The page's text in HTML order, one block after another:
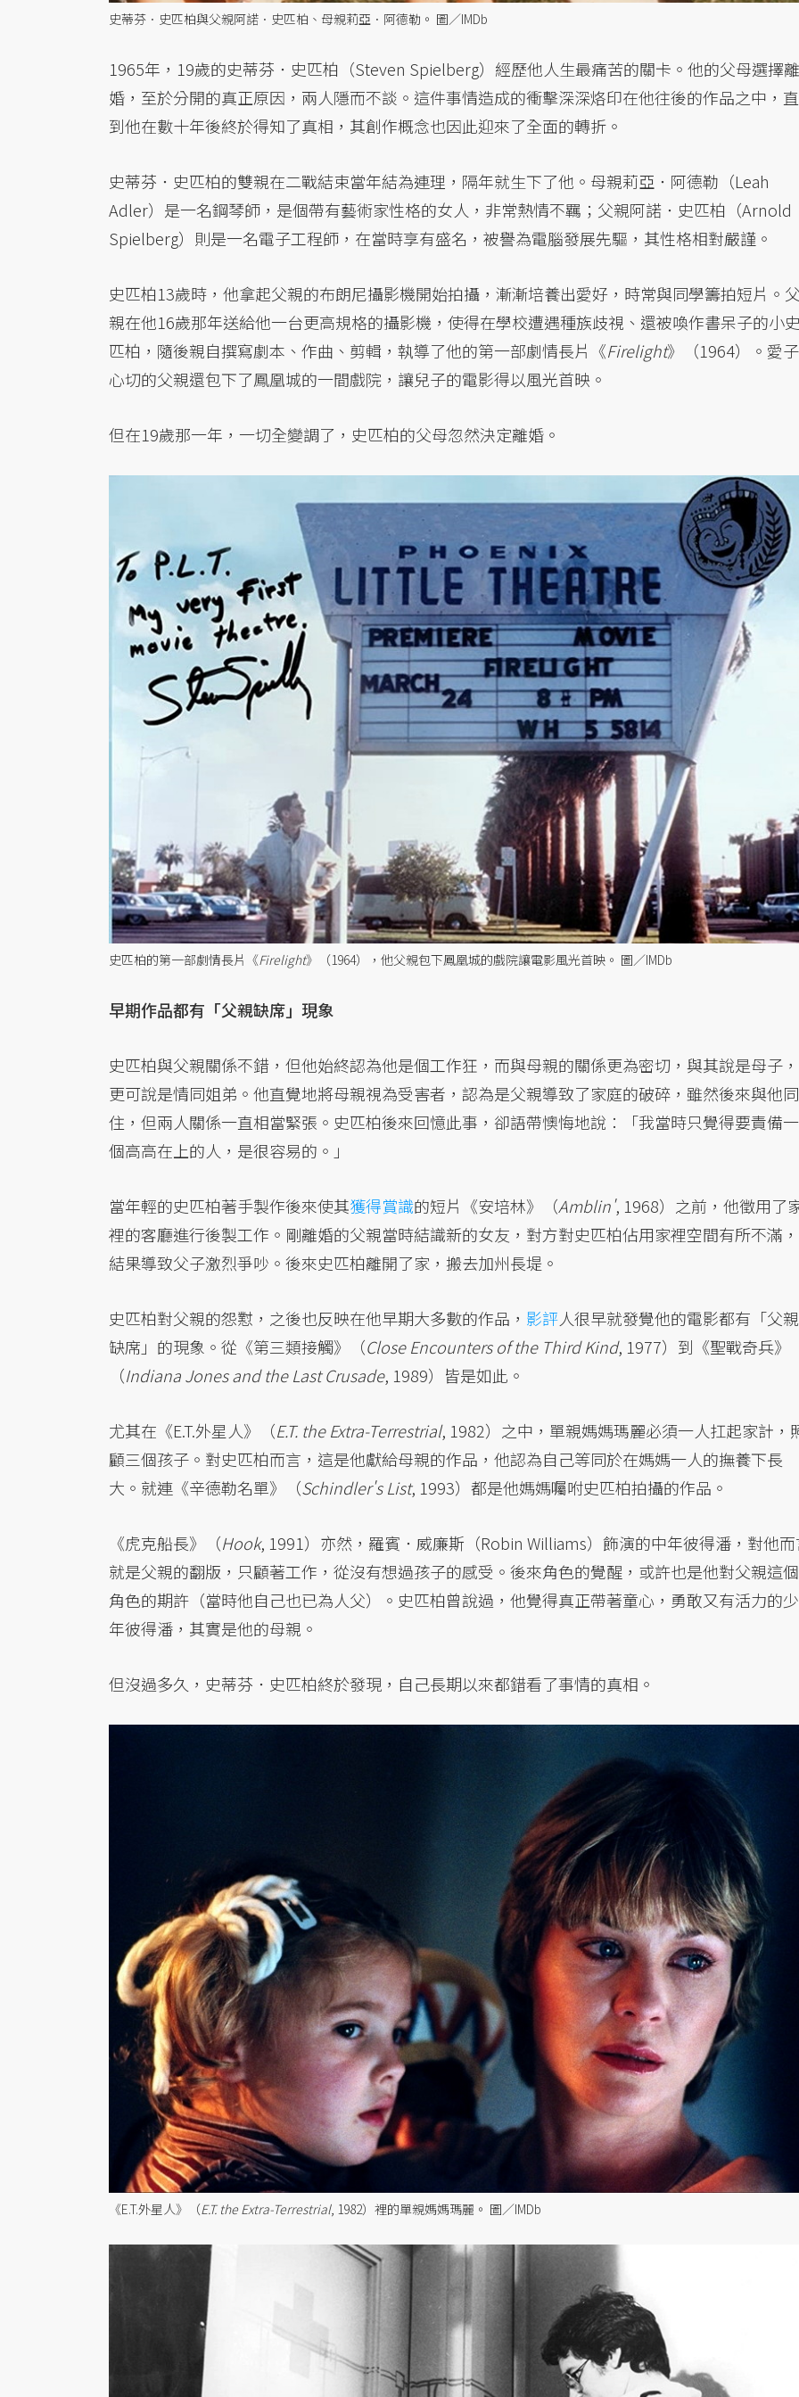
史蒂芬．史匹柏與父親阿諾．史匹柏、母親莉亞．阿德勒。 圖／IMDb
1965年，19歲的史蒂芬．史匹柏（Steven Spielberg）經歷他人生最痛苦的關卡。他的父母選擇離
婚，至於分開的真正原因，兩人隱而不談。這件事情造成的衝擊深深烙印在他往後的作品之中，直
到他在數十年後終於得知了真相，其創作概念也因此迎來了全面的轉折。
史蒂芬．史匹柏的雙親在二戰結束當年結為連理，隔年就生下了他。母親莉亞．阿德勒（Leah
Adler）是一名鋼琴師，是個帶有藝術家性格的女人，非常熱情不羈；父親阿諾．史匹柏（Arnold
Spielberg）則是一名電子工程師，在當時享有盛名，被譽為電腦發展先驅，其性格相對嚴謹。
史匹柏13歲時，他拿起父親的布朗尼攝影機開始拍攝，漸漸培養出愛好，時常與同學籌拍短片。父
親在他16歲那年送給他一台更高規格的攝影機，使得在學校遭遇種族歧視、還被喚作書呆子的小史
匹柏，隨後親自撰寫劇本、作曲、剪輯，執導了他的第一部劇情長片《Firelight》（1964）。愛子
心切的父親還包下了鳳凰城的一間戲院，讓兒子的電影得以風光首映。
但在19歲那一年，一切全變調了，史匹柏的父母忽然決定離婚。
史匹柏的第一部劇情長片《Firelight》（1964），他父親包下鳳凰城的戲院讓電影風光首映。 圖／IMDb
早期作品都有「父親缺席」現象
史匹柏與父親關係不錯，但他始終認為他是個工作狂，而與母親的關係更為密切，與其說是母子，
更可說是情同姐弟。他直覺地將母親視為受害者，認為是父親導致了家庭的破碎，雖然後來與他同
住，但兩人關係一直相當緊張。史匹柏後來回憶此事，卻語帶懊悔地說：「我當時只覺得要責備一
個高高在上的人，是很容易的。」
當年輕的史匹柏著手製作後來使其獲得賞識的短片《安培林》（Amblin', 1968）之前，他徵用了
裡的客廳進行後製工作。剛離婚的父親當時結識新的女友，對方對史匹柏佔用家裡空間有所不滿，
結果導致父子激烈爭吵。後來史匹柏離開了家，搬去加州長堤。
史匹柏對父親的怨懟，之後也反映在他早期大多數的作品， 影評人很早就發覺他的電影都有「父親
缺席」的現象。從《第三類接觸》（Close Encounters of the Third Kind, 1977）到《聖戰奇兵》
（Indiana Jones and the Last Crusade, 1989）皆是如此。
尤其在《E.T.外星人》（E.T. the Extra-Terrestrial, 1982）之中，單親媽媽瑪麗必須一人扛起家計，
顧三個孩子。對史匹柏而言，這是他獻給母親的作品，他認為自己等同於在媽媽一人的撫養下長
大。就連《辛德勒名單》（Schindler's List, 1993）都是他媽媽囑咐史匹柏拍攝的作品。
《虎克船長》（Hook, 1991）亦然，羅賓．威廉斯（Robin Williams）飾演的中年彼得潘，對他而
就是父親的翻版，只顧著工作，從沒有想過孩子的感受。後來角色的覺醒，或許也是他對父親這個
角色的期許（當時他自己也已為人父）。史匹柏曾說過，他覺得真正帶著童心，勇敢又有活力的少
年彼得潘，其實是他的母親。
但沒過多久，史蒂芬．史匹柏終於發現，自己長期以來都錯看了事情的真相。
《E.T.外星人》（E.T. the Extra-Terrestrial, 1982）裡的單親媽媽瑪麗。 圖／IMDb